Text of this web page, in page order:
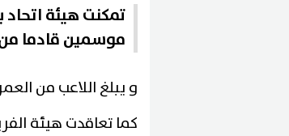
تمكنت هيئة اتحاد
موسمين قادما
و يبلغ اللاعب من العمر 25 سنة سبق له اللعب مع مستقبل
كما تعاقدت هيئة